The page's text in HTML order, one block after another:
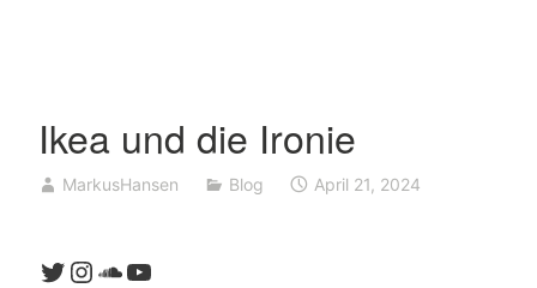
Ikea und die Ironie
MarkusHansen Blog April 21, 2024
Twitter
Instagram
SoundCloud
YouTube